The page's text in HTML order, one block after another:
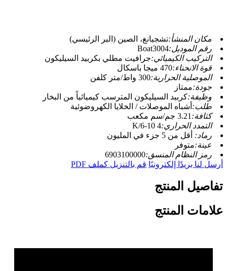
مكان المنشأ:تشجيانغ، الصين (البر الرئيسي)
رقم الموديل:Boat3004
التركيب الكيميائي:جرافيت مطلي بكربيد السيليكون
قوة الانحناء:470 ميجا باسكال
الموصلية الحرارية:300 واط/متر كلفن
جودة:ممتاز
وظيفة:كربيد السيليكون المترسب كيميائياً من البخار
طلب: أشباه الموصلات / الخلايا الكهروضوئية
كثافة: 3.21 جم/سم مكعب
التمدد الحراري:4 10-6/K
رماد: أقل من 5 جزء في المليون
عينة:متوفر
رمز النظام المنسق:6903100000
أرسل لنا بريدًا إلكترونيًا قم بالتنزيل كملف PDF
تفاصيل المنتج
علامات المنتج